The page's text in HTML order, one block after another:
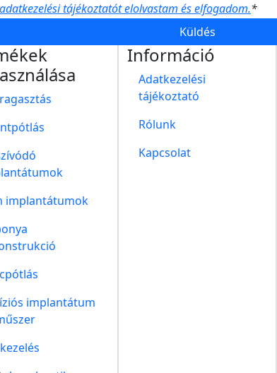
tájékoztatót elolvastam és elfogadom.*
Küldés
implantátumok
implantátum
Információ
Adatkezelési
tájékoztató
Rólunk
Kapcsolat